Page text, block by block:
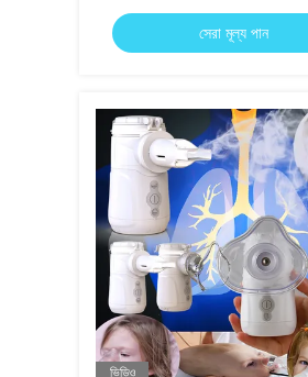
ক্যাপাসিটি এবং ১.৫ ওয়াট পাওয়ার খরচ সহ
সেরা মূল্য পান
ভিডিও